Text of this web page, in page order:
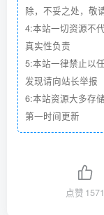
除，不妥之处，敬
4:本站一切资源不
真实性负责
5:本站一律禁止以
发现请向站长举报
6:本站资源大多存
第一时间更新
点赞 1571